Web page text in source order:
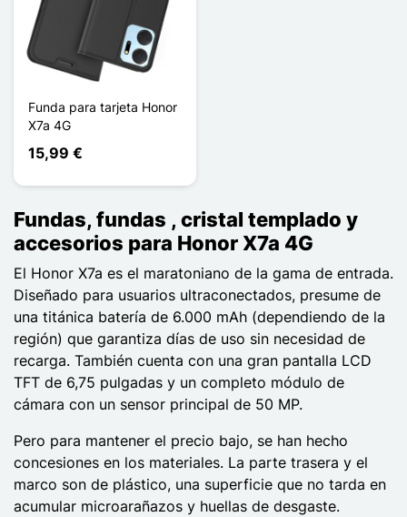
Funda para tarjeta Honor
X7a 4G
15,99 €
Fundas, fundas , cristal templado y
accesorios para Honor X7a 4G
El Honor X7a es el maratoniano de la gama de entrada.
Diseñado para usuarios ultraconectados, presume de
una titánica batería de 6.000 mAh (dependiendo de la
región) que garantiza días de uso sin necesidad de
recarga. También cuenta con una gran pantalla LCD
TFT de 6,75 pulgadas y un completo módulo de
cámara con un sensor principal de 50 MP.
Pero para mantener el precio bajo, se han hecho
concesiones en los materiales. La parte trasera y el
marco son de plástico, una superficie que no tarda en
acumular microarañazos y huellas de desgaste.